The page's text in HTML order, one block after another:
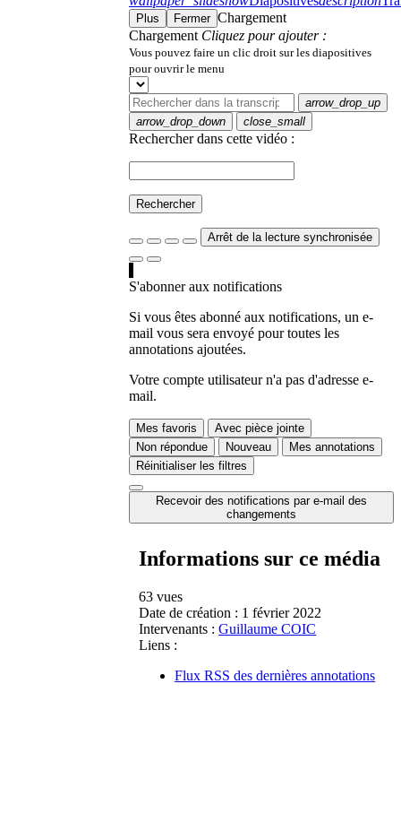
Plus Fermer Chargement
Chargement Cliquez pour ajouter :
Vous pouvez faire un clic droit sur les diapositives
pour ouvrir le menu
arrow_drop_up
arrow_drop_down
close_small
Rechercher dans cette vidéo :
Rechercher
Arrêt de la lecture synchronisée
S'abonner aux notifications
Si vous êtes abonné aux notifications, un e-
mail vous sera envoyé pour toutes les
annotations ajoutées.
Votre compte utilisateur n'a pas d'adresse e-
mail.
Mes favoris
Avec pièce jointe
Non répondue
Nouveau
Mes annotations
Réinitialiser les filtres
Recevoir des notifications par e-mail des
changements
Informations sur ce média
63 vues
Date de création : 1 février 2022
Intervenants : Guillaume COIC
Liens :
Flux RSS des dernières annotations